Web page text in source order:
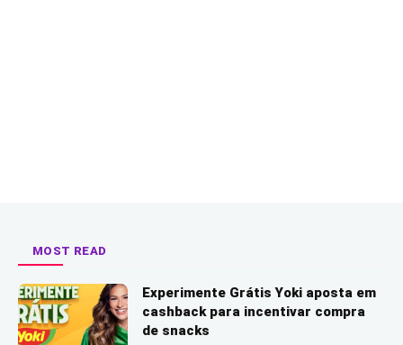
MOST READ
Experimente Grátis Yoki aposta em
cashback para incentivar compra
de snacks